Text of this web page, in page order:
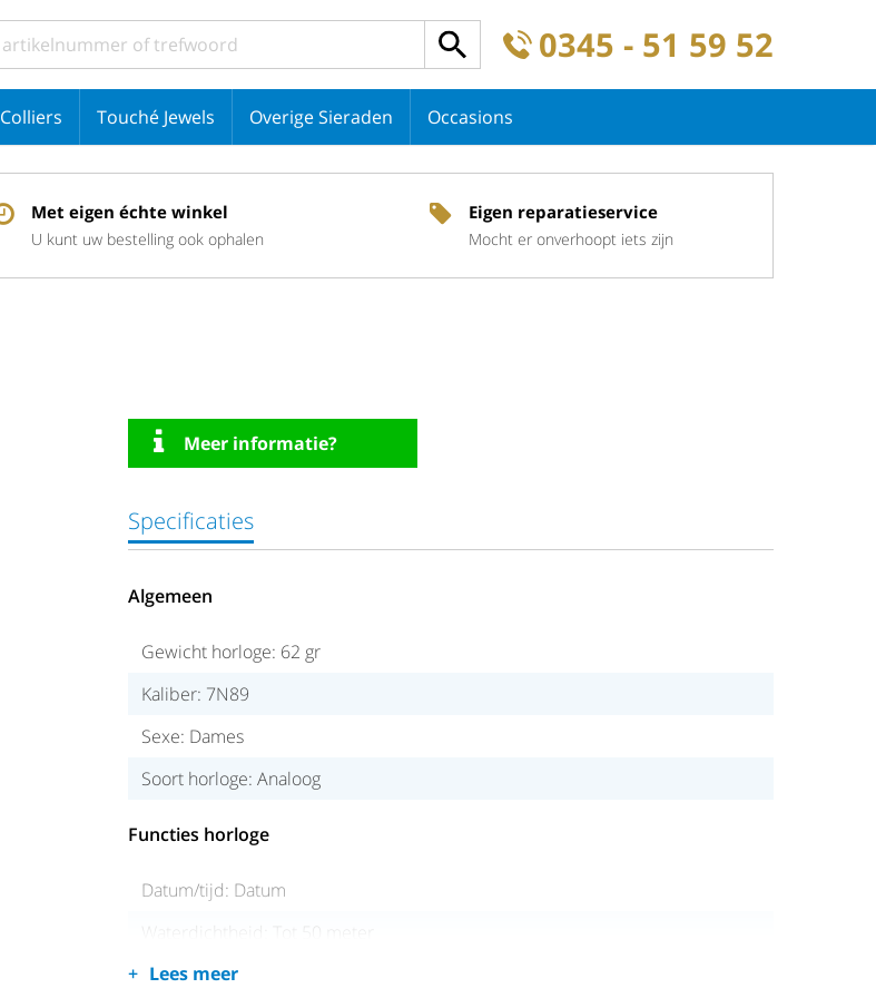
0345 - 51 59 52
Colliers Touché Jewels Overige Sieraden Occasions
Met eigen échte winkel
U kunt uw bestelling ook ophalen
Eigen reparatieservice
Mocht er onverhoopt iets zijn
Meer informatie?
Specificaties
Algemeen
Gewicht horloge: 62 gr
Kaliber: 7N89
Sexe: Dames
Soort horloge: Analoog
Functies horloge
Datum/tijd: Datum
Soort Glas
Lees meer